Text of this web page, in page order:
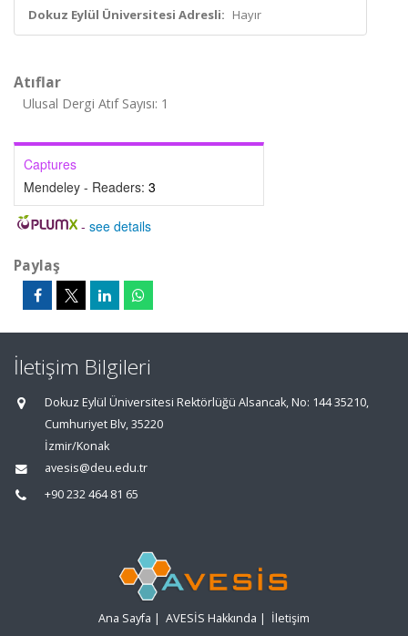
Dokuz Eylül Üniversitesi Adresli: Hayır
Atıflar
Ulusal Dergi Atıf Sayısı: 1
Captures
Mendeley - Readers: 3
- see details
Paylaş
İletişim Bilgileri
Dokuz Eylül Üniversitesi Rektörlüğü Alsancak, No: 144 35210,
Cumhuriyet Blv, 35220
İzmir/Konak
avesis@deu.edu.tr
+90 232 464 81 65
Ana Sayfa | AVESİS Hakkında | İletişim